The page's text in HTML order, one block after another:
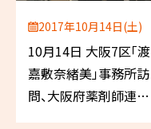
2017年10月14日(土)
10月14日 大阪7区「渡
嘉敷奈緒美」事務所訪
問、大阪府薬剤師連盟
評議員会、滋賀県薬剤